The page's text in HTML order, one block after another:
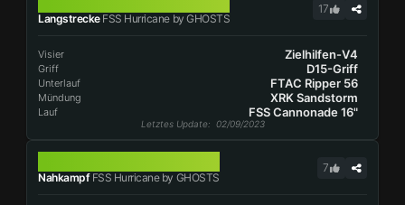
LangstreckeFSS Hurricane by GHOSTS
17
Visier Zielhilfen-V4
Griff D15-Griff
Unterlauf FTAC Ripper 56
Mündung XRK Sandstorm
Lauf FSS Cannonade 16"
Letztes Update: 02/09/2023
NahkampfFSS Hurricane by GHOSTS
7